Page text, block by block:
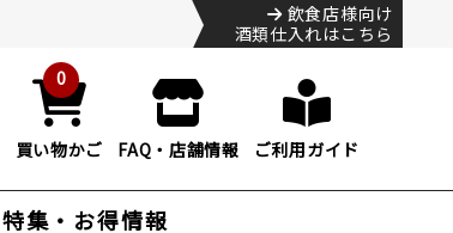
飲食店様向け
酒類仕入れはこちら
0
買い物かご FAQ・店舗情報 ご利用ガイド
特集・お得情報